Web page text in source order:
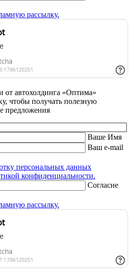
рассылку.
от автохолдинга «Оптима»
чтобы получать полезную
предложения
Ваше Имя
Ваш e-mail
персональных данных
конфиденциальности.
Согласие
рассылку.